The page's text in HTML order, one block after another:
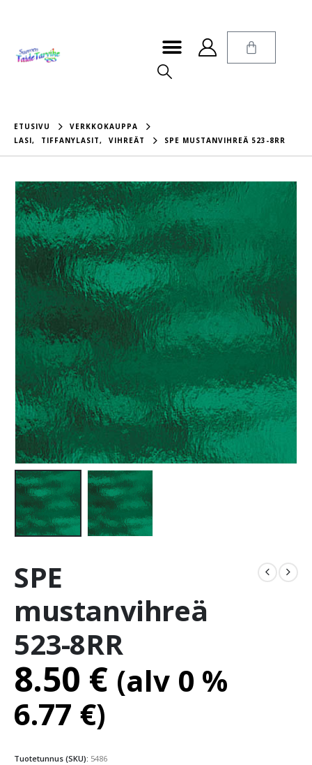
ETUSIVU
VERKKOKAUPPA
LASI, TIFFANYLASIT, VIHREÄT SPE MUSTANVIHREÄ 523-8RR
SPE
mustanvihreä
523-8RR
8.50 € (alv 0 %
6.77 €)
Tuotetunnus (SKU): 5486